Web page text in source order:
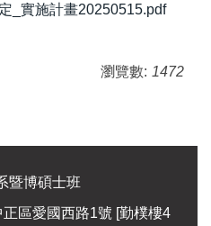
_實施計畫20250515.pdf
瀏覽數: 1472
暨博碩士班
區愛國西路1號 [勤樸樓4